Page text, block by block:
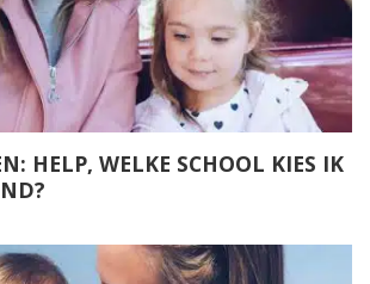
HELP, WELKE SCHOOL KIES IK